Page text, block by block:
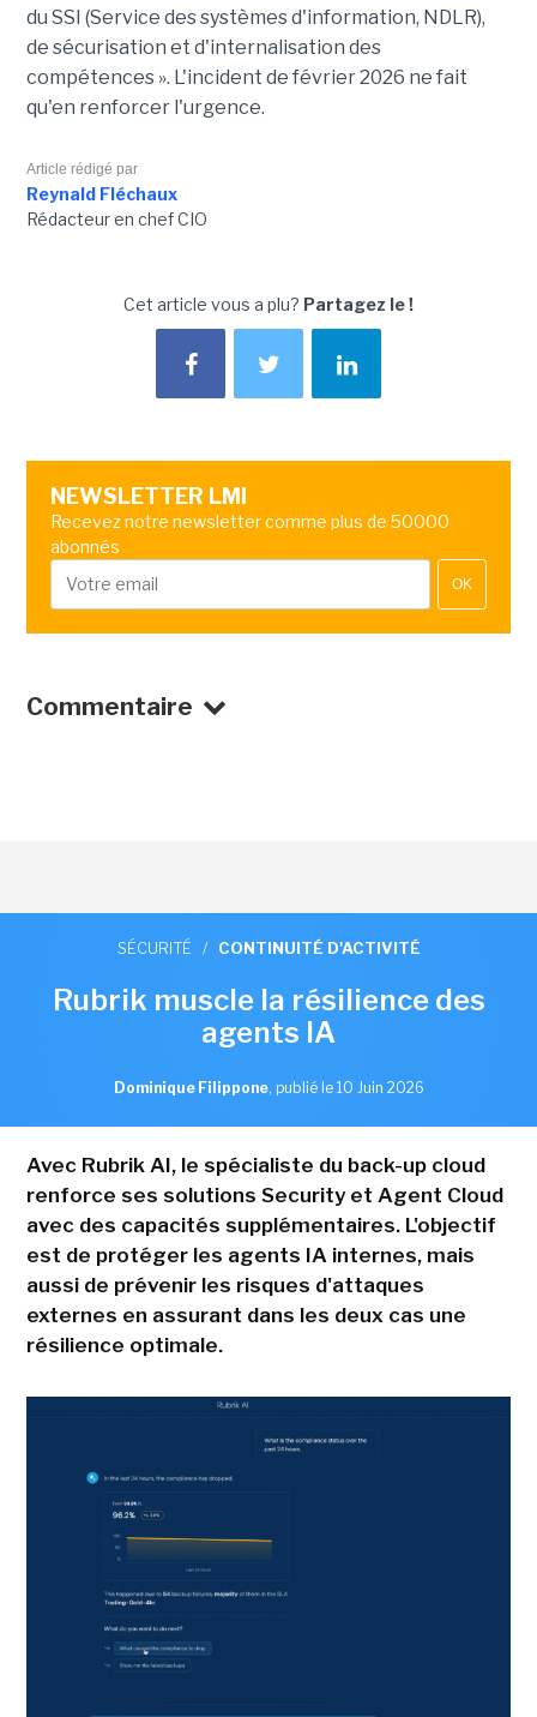
du SSI (Service des systèmes d'information, NDLR),
de sécurisation et d'internalisation des
compétences ». L'incident de février 2026 ne fait
qu'en renforcer l'urgence.
Article rédigé par
Reynald Fléchaux
Rédacteur en chef CIO
Cet article vous a plu? Partagez le !
NEWSLETTER LMI
Recevez notre newsletter comme plus de 50000
abonnés
OK
Commentaire
SÉCURITÉ / CONTINUITÉ D'ACTIVITÉ
Rubrik muscle la résilience des
agents IA
Dominique Filippone, publié le 10 Juin 2026
Avec Rubrik AI, le spécialiste du back-up cloud
renforce ses solutions Security et Agent Cloud
avec des capacités supplémentaires. L'objectif
est de protéger les agents IA internes, mais
aussi de prévenir les risques d'attaques
externes en assurant dans les deux cas une
résilience optimale.